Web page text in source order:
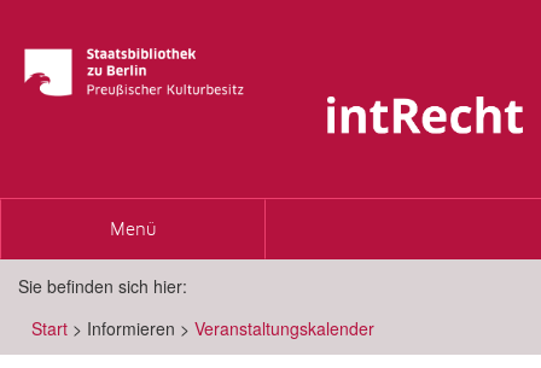
Toggle
Menü
Sie befinden sich hier:
Start > Informieren > Veranstaltungskalender